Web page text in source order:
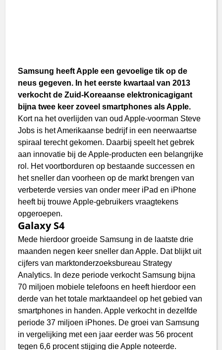
Samsung heeft Apple een gevoelige tik op de
neus gegeven. In het eerste kwartaal van 2013
verkocht de Zuid-Koreaanse elektronicagigant
bijna twee keer zoveel smartphones als Apple.
Kort na het overlijden van oud Apple-voorman Steve
Jobs is het Amerikaanse bedrijf in een neerwaartse
spiraal terecht gekomen. Daarbij speelt het gebrek
aan innovatie bij de Apple-producten een belangrijke
rol. Het voortborduren op bestaande successen en
het sneller dan voorheen op de markt brengen van
verbeterde versies van onder meer iPad en iPhone
heeft bij trouwe Apple-gebruikers vraagtekens
opgeroepen.
Galaxy S4
Mede hierdoor groeide Samsung in de laatste drie
maanden negen keer sneller dan Apple. Dat blijkt uit
cijfers van marktonderzoeksbureau Strategy
Analytics. In deze periode verkocht Samsung bijna
70 miljoen mobiele telefoons en heeft hierdoor een
derde van het totale marktaandeel op het gebied van
smartphones in handen. Apple verkocht in dezelfde
periode 37 miljoen iPhones. De groei van Samsung
in vergelijking met een jaar eerder was 56 procent
tegen 6,6 procent stijging die Apple noteerde.